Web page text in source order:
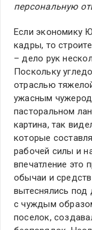
персональную
Если экономику
кадры, то
– дело рук
Поскольку
отраслью
ужасным
пасторальном
картина, так
которые
рабочей силы и
впечатление это
обычаи и
вытеснялись под
с чуждым
поселок,